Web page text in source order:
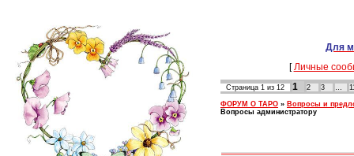
Для
[ Личные
Страница 1 из 12 1 2 3 …
ФОРУМ О ТАРО » Вопросы и
Вопросы администратору